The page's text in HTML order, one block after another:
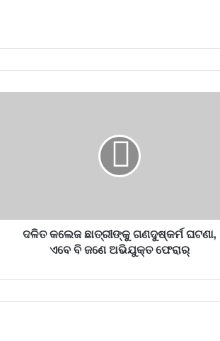
ଦଳିତ କଲେଜ ଛାତ୍ରୀଙ୍କୁ ଗଣଦୁଷ୍କର୍ମ ଘଟଣା,
ଏବେ ବି ଜଣେ ଅଭିଯୁକ୍ତ ଫେରାର୍‌